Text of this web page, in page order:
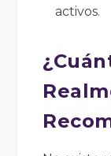
activos.